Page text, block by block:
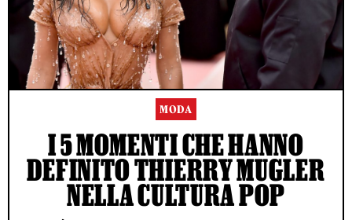
MODA
I 5 MOMENTI CHE HANNO
DEFINITO THIERRY MUGLER
NELLA CULTURA POP